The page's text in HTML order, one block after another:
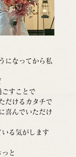
になってから私
すことで
だけるカタチで
喜んでいただけ
る気がします
と